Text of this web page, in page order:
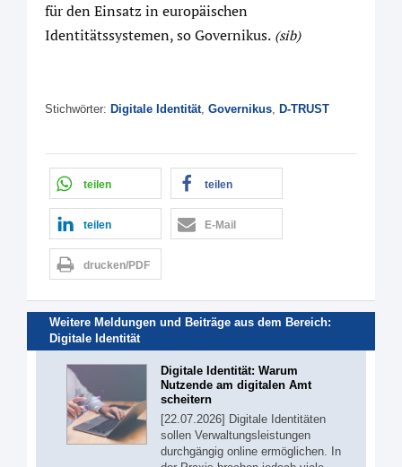
für den Einsatz in europäischen
Identitätssystemen, so Governikus. (sib)
Stichwörter: Digitale Identität, Governikus, D-TRUST
teilen teilen
teilen E-Mail
drucken/PDF
Weitere Meldungen und Beiträge aus dem Bereich:
Digitale Identität
Digitale Identität: Warum
Nutzende am digitalen Amt
scheitern
[22.07.2026] Digitale Identitäten
sollen Verwaltungsleistungen
durchgängig online ermöglichen. In